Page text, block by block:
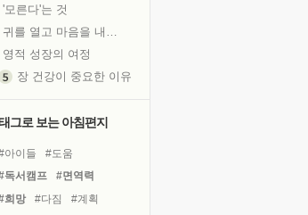
'모른다'는 것
귀를 열고 마음을 내어주고
영적 성장의 여정
장 건강이 중요한 이유
그로 보는 아침편지
아이들
#도움
독서캠프
#면역력
희망
#다짐
#계획